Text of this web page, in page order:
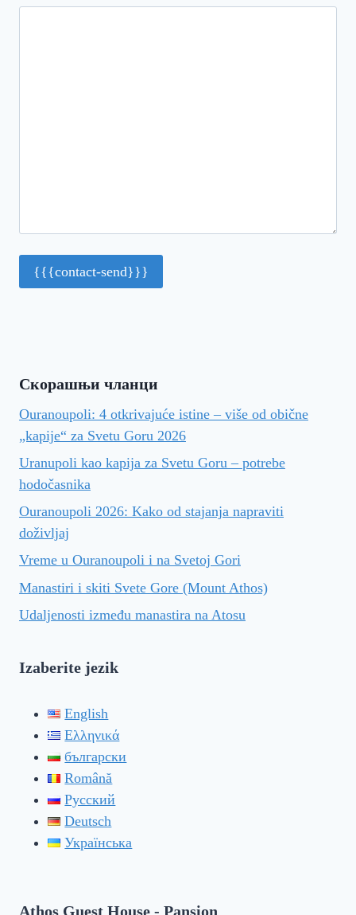
Скорашњи чланци
Ouranoupoli: 4 otkrivajuće istine – više od obične
„kapije“ za Svetu Goru 2026
Uranupoli kao kapija za Svetu Goru – potrebe
hodočasnika
Ouranoupoli 2026: Kako od stajanja napraviti
doživljaj
Vreme u Ouranoupoli i na Svetoj Gori
Manastiri i skiti Svete Gore (Mount Athos)
Udaljenosti između manastira na Atosu
Izaberite jezik
English
Ελληνικά
български
Română
Русский
Deutsch
Українська
Athos Guest House - Pansion